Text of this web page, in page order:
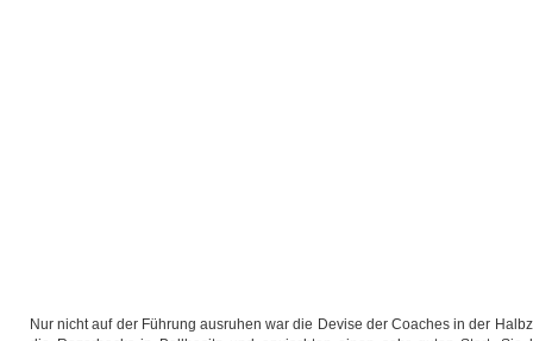
Nur nicht auf der Führung ausruhen war die Devise der Coaches in der